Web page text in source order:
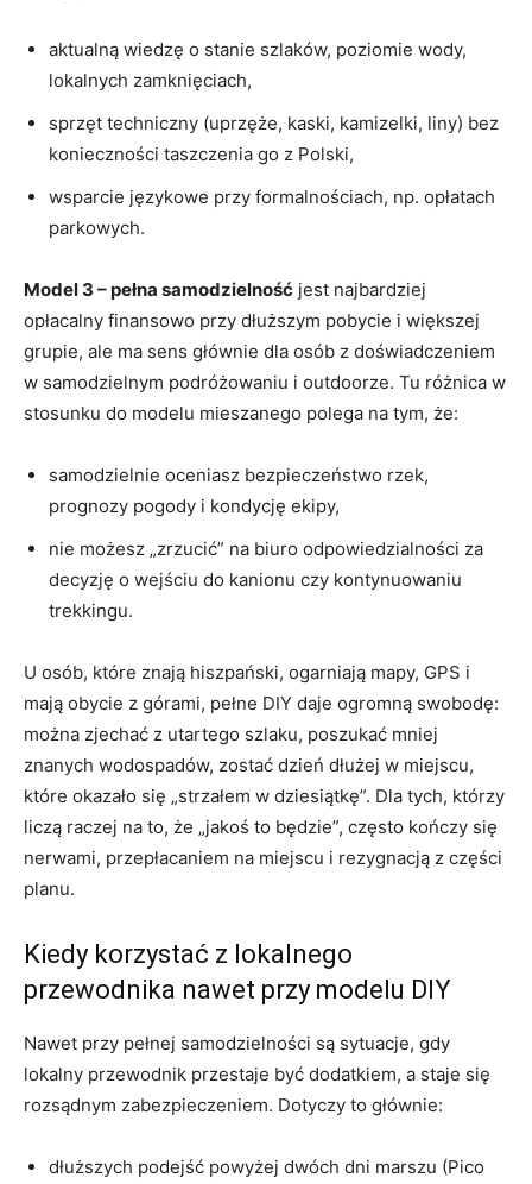
aktualną wiedzę o stanie szlaków, poziomie wody,
lokalnych zamknięciach,
sprzęt techniczny (uprzęże, kaski, kamizelki, liny) bez
konieczności taszczenia go z Polski,
wsparcie językowe przy formalnościach, np. opłatach
parkowych.
Model 3 – pełna samodzielność jest najbardziej
opłacalny finansowo przy dłuższym pobycie i większej
grupie, ale ma sens głównie dla osób z doświadczeniem
w samodzielnym podróżowaniu i outdoorze. Tu różnica w
stosunku do modelu mieszanego polega na tym, że:
samodzielnie oceniasz bezpieczeństwo rzek,
prognozy pogody i kondycję ekipy,
nie możesz „zrzucić” na biuro odpowiedzialności za
decyzję o wejściu do kanionu czy kontynuowaniu
trekkingu.
U osób, które znają hiszpański, ogarniają mapy, GPS i
mają obycie z górami, pełne DIY daje ogromną swobodę:
można zjechać z utartego szlaku, poszukać mniej
znanych wodospadów, zostać dzień dłużej w miejscu,
które okazało się „strzałem w dziesiątkę”. Dla tych, którzy
liczą raczej na to, że „jakoś to będzie”, często kończy się
nerwami, przepłacaniem na miejscu i rezygnacją z części
planu.
Kiedy korzystać z lokalnego
przewodnika nawet przy modelu DIY
Nawet przy pełnej samodzielności są sytuacje, gdy
lokalny przewodnik przestaje być dodatkiem, a staje się
rozsądnym zabezpieczeniem. Dotyczy to głównie:
dłuższych podejść powyżej dwóch dni marszu (Pico